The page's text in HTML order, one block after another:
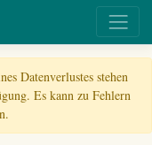
Datenverlustes stehen
Es kann zu Fehlern